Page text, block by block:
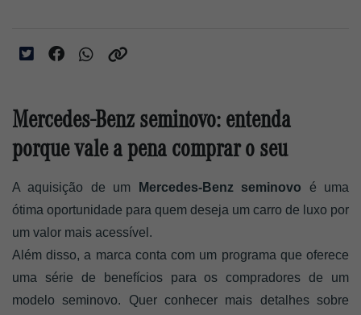
Mercedes-Benz seminovo: entenda
porque vale a pena comprar o seu
A aquisição de um Mercedes-Benz seminovo é uma
ótima oportunidade para quem deseja um carro de luxo por
um valor mais acessível.
Além disso, a marca conta com um programa que oferece
uma série de benefícios para os compradores de um
modelo seminovo. Quer conhecer mais detalhes sobre